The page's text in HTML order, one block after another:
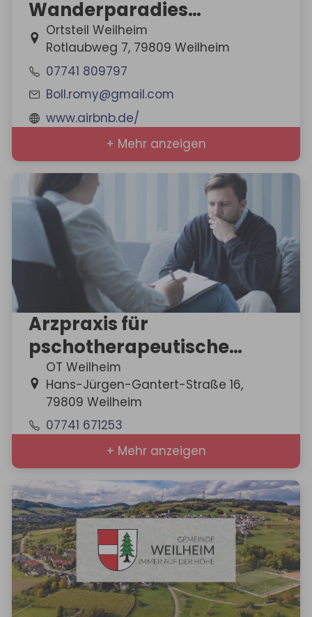
Wanderparadies
Nägeleberg
Ortsteil Weilheim
Rotlaubweg 7, 79809 Weilheim
07741 809797
Boll.romy@gmail.com
www.airbnb.de/
+ Mehr anzeigen
Arzpraxis für
pschotherapeutische
Medizin
OT Weilheim
Hans-Jürgen-Gantert-Straße 16,
79809 Weilheim
07741 671253
+ Mehr anzeigen